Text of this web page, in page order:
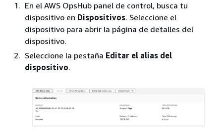
En el AWS OpsHub panel de control, busca tu
dispositivo en Dispositivos. Seleccione el
dispositivo para abrir la página de detalles del
dispositivo.
Seleccione la pestaña Editar el alias del
dispositivo.